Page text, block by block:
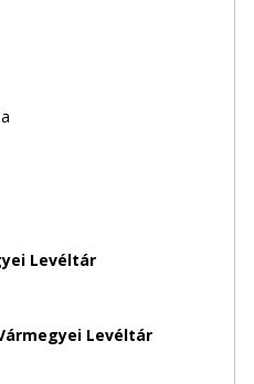
Levéltár
Levéltár